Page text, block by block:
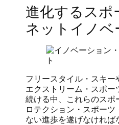
進化するスポ
ネットイノベ
フリースタイル・スキー
エクストリーム・スポー
続ける中、これらのスポ
ロテクション・スポーツ
ない進歩を遂げなければ